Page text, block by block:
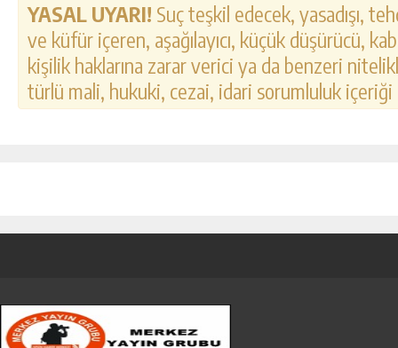
YASAL UYARI! Suç teşkil edecek, yasadışı,
ve küfür içeren, aşağılayıcı, küçük düşürücü,
kişilik haklarına zarar verici ya da benzeri
türlü mali, hukuki, cezai, idari sorumluluk